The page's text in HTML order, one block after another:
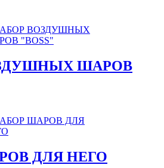
ШАРОВ
ДЛЯ НЕГО